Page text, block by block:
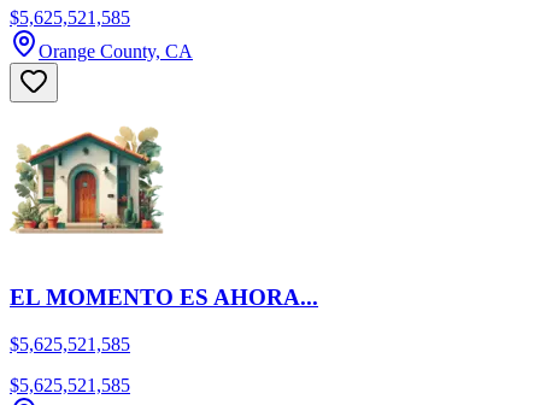
$5,625,521,585
Orange County, CA
EL MOMENTO ES AHORA...
$5,625,521,585
$5,625,521,585